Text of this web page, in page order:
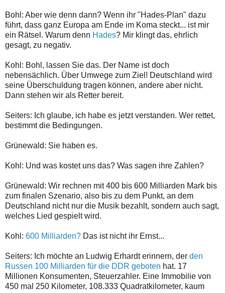
Bohl: Aber wie denn dann? Wenn ihr "Hades-Plan" dazu
führt, dass ganz Europa am Ende im Koma steckt... ist mir
ein Rätsel. Warum denn Hades? Mir klingt das, ehrlich
gesagt, zu negativ.
Kohl: Bohl, lassen Sie das. Der Name ist doch
nebensächlich. Über Umwege zum Ziel! Deutschland wird
seine Überschuldung tragen können, andere aber nicht.
Dann stehen wir als Retter bereit.
Seiters: Ich glaube, ich habe es jetzt verstanden. Wer rettet,
bestimmt die Bedingungen.
Grünewald: Sie haben es.
Kohl: Und was kostet uns das? Was sagen ihre Zahlen?
Grünewald: Wir rechnen mit 400 bis 600 Milliarden Mark bis
zum finalen Szenario, also bis zu dem Punkt, an dem
Deutschland nicht nur die Musik bezahlt, sondern auch sagt,
welches Lied gespielt wird.
Kohl: 600 Milliarden? Das ist nicht ihr Ernst...
Seiters: Ich möchte an Ludwig Erhardt erinnern, der den
Russen 100 Milliarden für die DDR geboten hat. 17
Millionen Konsumenten, Steuerzahler. Eine Immobilie von
450 mal 250 Kilometer, 108.333 Quadratkilometer, kaum